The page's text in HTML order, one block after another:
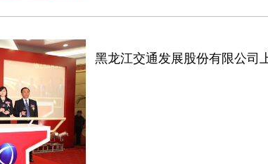
黑龙江交通发展股份有限公司